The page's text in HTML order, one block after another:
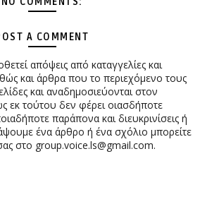
A COMMENT
απόψεις από καταγγελίες και
και άρθρα που το περιεχόμενο τους
και αναδημοσιεύονται στον
εκ τούτου δεν φέρει οιασδήποτε
παράπονα και διευκρινίσεις ή
ένα άρθρο ή ένα σχόλιο μπορείτε
στο group.voice.ls@gmail.com.